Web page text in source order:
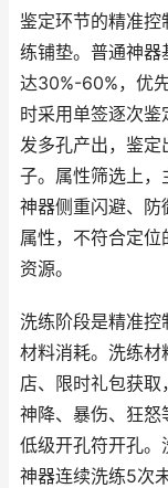
鉴定环节的精准控
练铺垫。普通神器
达30%-60%，优
时采用单签逐次
发多孔产出，鉴定
子。属性筛选上
神器侧重闪避、防
属性，不符合定位
资源。
洗练阶段是精准控
材料消耗。洗练材
店、限时礼包获
神降、暴伤、狂怒
低级开孔符开孔。
神器连续洗练5次